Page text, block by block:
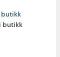
butikk
butikk